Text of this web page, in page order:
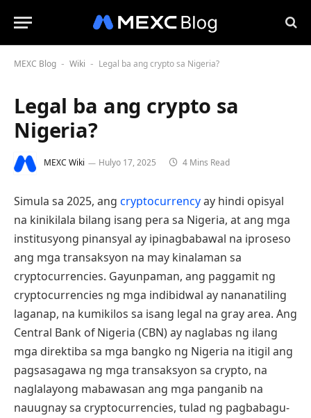
MEXC Blog - Wiki - Legal ba ang crypto sa Nigeria?
Legal ba ang crypto sa
Nigeria?
MEXC Wiki Hulyo 17, 2025 4 Mins Read
Simula sa 2025, ang cryptocurrencyay hindi opisyal
na kinikilala bilang isang pera sa Nigeria, at ang mga
institusyong pinansyal ay ipinagbabawal na iproseso
ang mga transaksyon na may kinalaman sa
cryptocurrencies. Gayunpaman, ang paggamit ng
cryptocurrencies ng mga indibidwal ay nananatiling
laganap, na kumikilos sa isang legal na gray area. Ang
Central Bank of Nigeria (CBN) ay naglabas ng ilang
mga direktiba sa mga bangko ng Nigeria na itigil ang
pagsasagawa ng mga transaksyon sa crypto, na
naglalayong mabawasan ang mga panganib na
nauugnay sa cryptocurrencies, tulad ng pagbabagu-